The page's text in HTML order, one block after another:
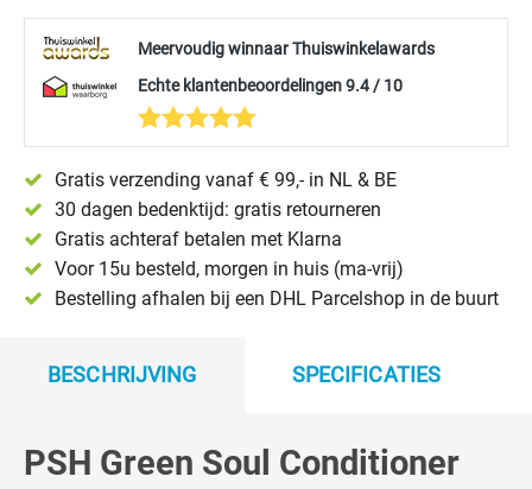
Meervoudig winnaar Thuiswinkelawards
Echte klantenbeoordelingen 9.4 / 10
Gratis verzending vanaf € 99,- in NL & BE
30 dagen bedenktijd: gratis retourneren
Gratis achteraf betalen met Klarna
Voor 15u besteld, morgen in huis (ma-vrij)
Bestelling afhalen bij een DHL Parcelshop in de buurt
BESCHRIJVING SPECIFICATIES
PSH Green Soul Conditioner